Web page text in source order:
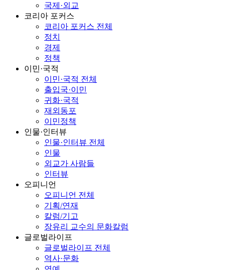
국제·외교
코리아 포커스
코리아 포커스 전체
정치
경제
정책
이민·국적
이민·국적 전체
출입국·이민
귀화·국적
재외동포
이민정책
인물·인터뷰
인물·인터뷰 전체
인물
외교가 사람들
인터뷰
오피니언
오피니언 전체
기획/연재
칼럼/기고
장유리 교수의 문화칼럼
글로벌라이프
글로벌라이프 전체
역사·문화